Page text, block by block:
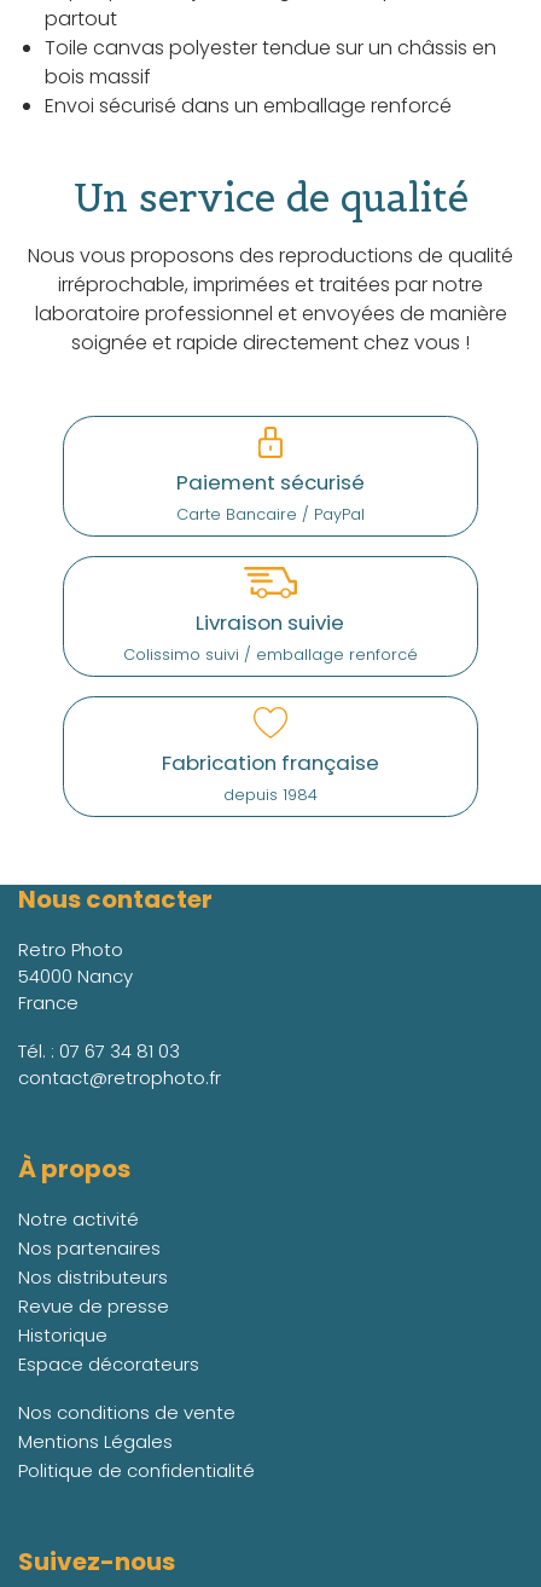
partout
Toile canvas polyester tendue sur un châssis en
bois massif
Envoi sécurisé dans un emballage renforcé
Un service de qualité
Nous vous proposons des reproductions de qualité
irréprochable, imprimées et traitées par notre
laboratoire professionnel et envoyées de manière
soignée et rapide directement chez vous !
Paiement sécurisé
Carte Bancaire / PayPal
Livraison suivie
Colissimo suivi / emballage renforcé
Fabrication française
depuis 1984
Nous contacter
Retro Photo
54000 Nancy
France
Tél. : 07 67 34 81 03
contact@retrophoto.fr
À propos
Notre activité
Nos partenaires
Nos distributeurs
Revue de presse
Historique
Espace décorateurs
Nos conditions de vente
Mentions Légales
Politique de confidentialité
Suivez-nous